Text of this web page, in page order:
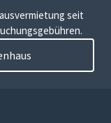
seit